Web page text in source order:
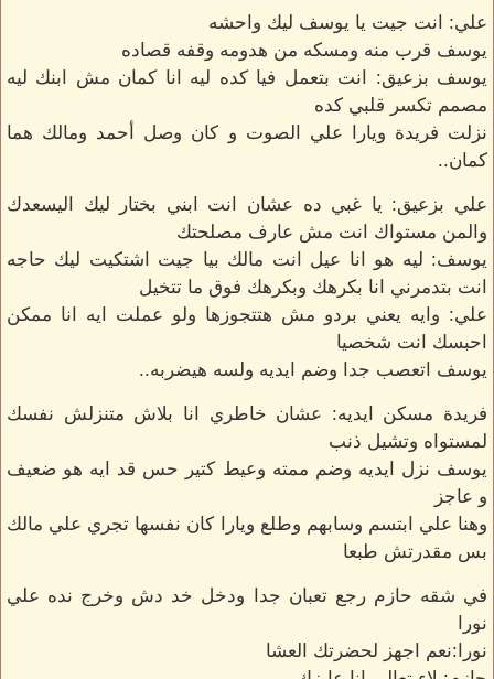
علي: انت جيت يا يوسف ليك واحشه
يوسف قرب منه ومسكه من هدومه وقفه قصاده
يوسف بزعيق: انت بتعمل فيا كده ليه انا كمان مش ابنك ليه
مصمم تكسر قلبي كده
نزلت فريدة ويارا علي الصوت و كان وصل أحمد ومالك هما
كمان..
علي بزعيق: يا غبي ده عشان انت ابني بختار ليك اليسعدك
والمن مستواك انت مش عارف مصلحتك
يوسف: ليه هو انا عيل انت مالك بيا جيت اشتكيت ليك حاجه
انت بتدمرني انا بكرهك وبكرهك فوق ما تتخيل
علي: وايه يعني بردو مش هتتجوزها ولو عملت ايه انا ممكن
احبسك انت شخصيا
يوسف اتعصب جدا وضم ايديه ولسه هيضربه..
فريدة مسكن ايديه: عشان خاطري انا بلاش متنزلش نفسك
لمستواه وتشيل ذنب
يوسف نزل ايديه وضم ممته وعيط كتير حس قد ايه هو ضعيف
و عاجز
وهنا علي ابتسم وسابهم وطلع ويارا كان نفسها تجري علي مالك
بس مقدرتش طبعا
في شقه حازم رجع تعبان جدا ودخل خد دش وخرج نده علي
نورا
نورا:نعم اجهز لحضرتك العشا